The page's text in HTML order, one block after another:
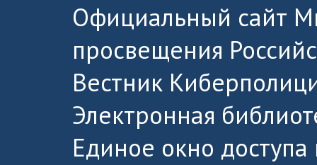
Официальный сайт
просвещения
Вестник
Электронная
Единое окно